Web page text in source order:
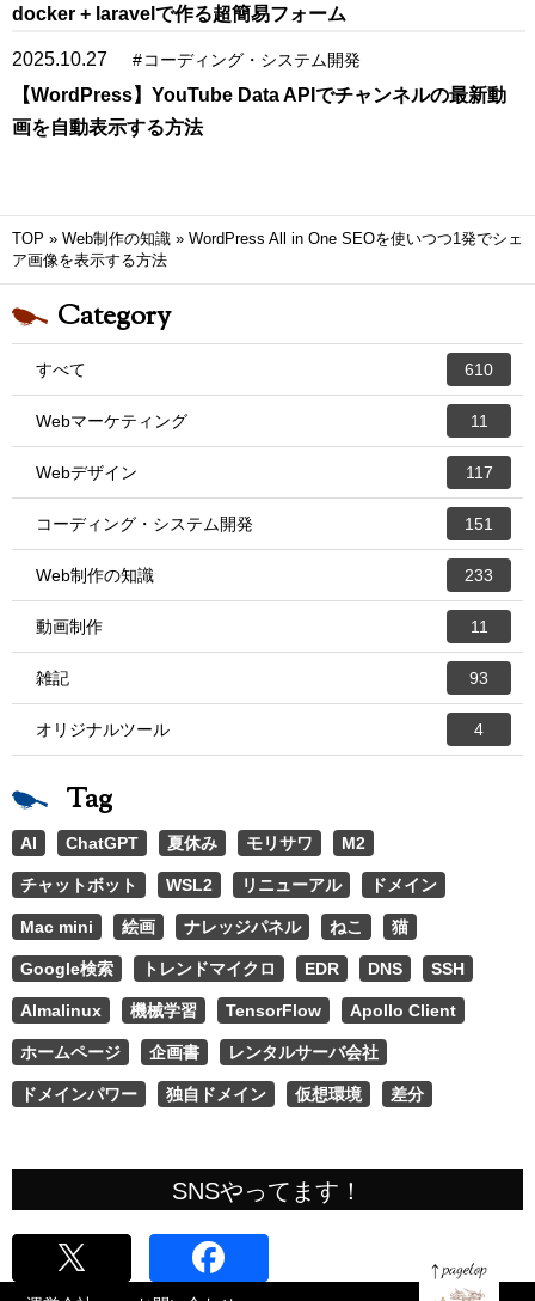
docker + laravelで作る超簡易フォーム
2025.10.27 #コーディング・システム開発
【WordPress】YouTube Data APIでチャンネルの最新動
画を自動表示する方法
TOP » Web制作の知識 » WordPress All in One SEOを使いつつ1発でシェ
ア画像を表示する方法
Category
すべて 610
Webマーケティング 11
Webデザイン 117
コーディング・システム開発 151
Web制作の知識 233
動画制作 11
雑記 93
オリジナルツール 4
Tag
AI ChatGPT 夏休み モリサワ M2
チャットボット WSL2 リニューアル ドメイン
Mac mini 絵画 ナレッジパネル ねこ 猫
Google検索 トレンドマイクロ EDR DNS SSH
Almalinux 機械学習 TensorFlow Apollo Client
ホームページ 企画書 レンタルサーバ会社
ドメインパワー 独自ドメイン 仮想環境 差分
SNSやってます！